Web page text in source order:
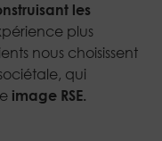
les
plus
nous choisissent
qui
image RSE.